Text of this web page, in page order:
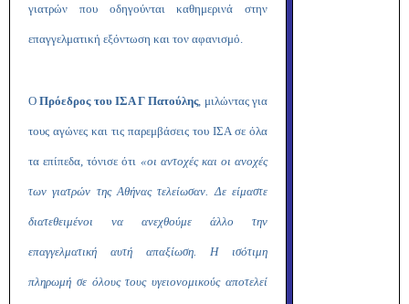
γιατρών που οδηγούνται καθημερινά στην
επαγγελματική εξόντωση και τον αφανισμό.
ΟΠρόεδρος του ΙΣΑ Γ Πατούλης, μιλώντας για
τους αγώνες και τις παρεμβάσεις του ΙΣΑ σε όλα
τα επίπεδα, τόνισε ότι «οι αντοχές και οι ανοχές
των γιατρών της Αθήνας τελείωσαν. Δε είμαστε
διατεθειμένοι να ανεχθούμε άλλο την
επαγγελματική αυτή απαξίωση. Η ισότιμη
πληρωμή σε όλους τους υγειονομικούς αποτελεί